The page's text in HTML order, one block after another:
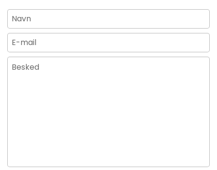
Navn
E-mail *
Besked